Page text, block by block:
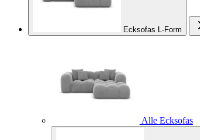
Ecksofas L-Form
Alle Ecksofas